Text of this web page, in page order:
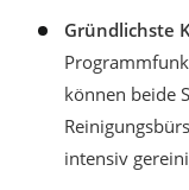
Gründlichste
können beide
intensiv